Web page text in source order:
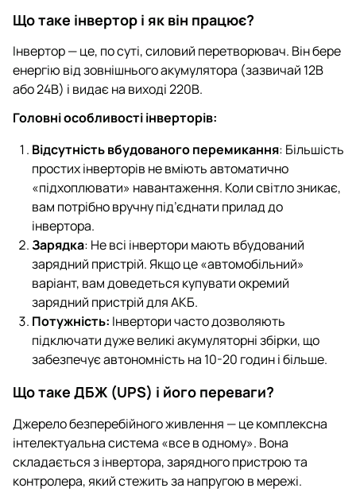
Що таке інвертор і як він працює?
Інвертор — це, по суті, силовий перетворювач. Він бере
енергію від зовнішнього акумулятора (зазвичай 12В
або 24В) і видає на виході 220В.
Головні особливості інверторів:
Відсутність вбудованого перемикання: Більшість
простих інверторів не вміють автоматично
«підхоплювати» навантаження. Коли світло зникає,
вам потрібно вручну під’єднати прилад до
інвертора.
Зарядка: Не всі інвертори мають вбудований
зарядний пристрій. Якщо це «автомобільний»
варіант, вам доведеться купувати окремий
зарядний пристрій для АКБ.
Потужність: Інвертори часто дозволяють
підключати дуже великі акумуляторні збірки, що
забезпечує автономність на 10-20 годин і більше.
Що таке ДБЖ (UPS) і його переваги?
Джерело безперебійного живлення — це комплексна
інтелектуальна система «все в одному». Вона
складається з інвертора, зарядного пристрою та
контролера, який стежить за напругою в мережі.